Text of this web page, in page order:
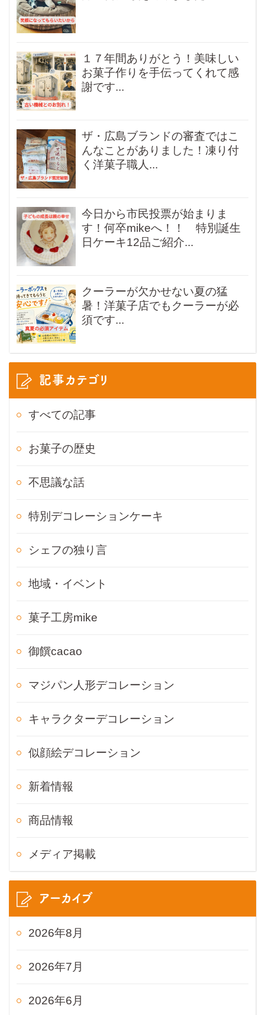
１７年間ありがとう！美味しい
お菓子作りを手伝ってくれて感
謝です...
ザ・広島ブランドの審査ではこ
んなことがありました！凍り付
く洋菓子職人...
今日から市民投票が始まりま
す！何卒mikeへ！！ 特別誕生
日ケーキ12品ご紹介...
クーラーが欠かせない夏の猛
暑！洋菓子店でもクーラーが必
須です...
記事カテゴリ
すべての記事
お菓子の歴史
不思議な話
特別デコレーションケーキ
シェフの独り言
地域・イベント
菓子工房mike
御饌cacao
マジパン人形デコレーション
キャラクターデコレーション
似顔絵デコレーション
新着情報
商品情報
メディア掲載
アーカイブ
2026年8月
2026年7月
2026年6月